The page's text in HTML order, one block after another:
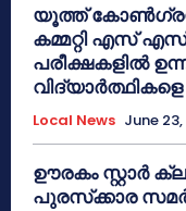
യൂത്ത്
കമ്മറ്റി എസ്
പരീക്ഷകളിൽ
Local News June
ഊരകം സ്റ്റാർ
പുരസ്‌ക്കാര